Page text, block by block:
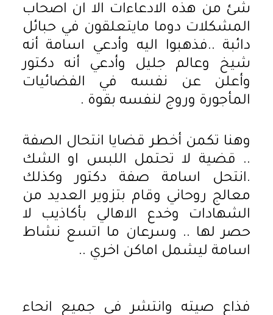
شئ من هذه الادعاءات الا ان اصحاب
المشكلات دوما مايتعلقون في حبائل
دائبة ..فذهبوا اليه وأدعي اسامة أنه
شيخ وعالم جليل وأدعي أنه دكتور
وأعلن عن نفسه في الفضائيات
المأجورة وروج لنفسه بقوة .
وهنا تكمن أخطر قضايا انتحال الصفة
.. قضية لا تحتمل اللبس او الشك
.انتحل اسامة صفة دكتور وكذلك
معالج روحاني وقام بتزوير العديد من
الشهادات وخدع الاهالي بأكاذيب لا
حصر لها .. وسرعان ما اتسع نشاط
اسامة ليشمل اماكن اخري ..
فذاع صيته وانتشر في جميع انحاء